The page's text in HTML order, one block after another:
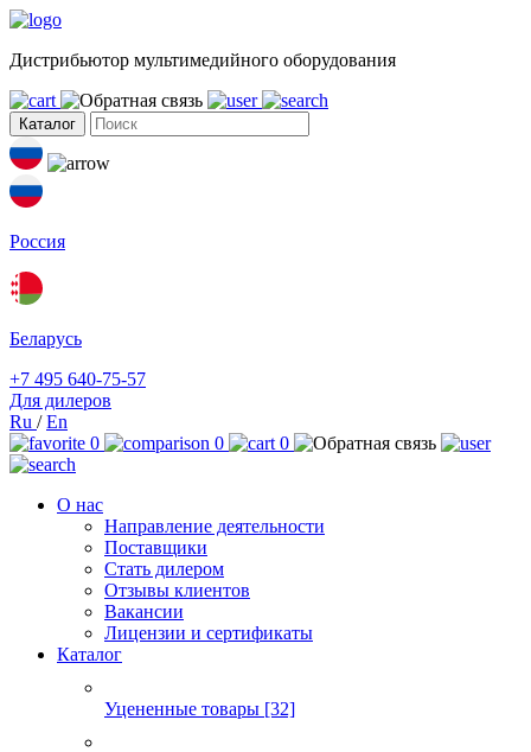
Дистрибьютор мультимедийного оборудования
Каталог
Россия
Беларусь
+7 495 640-75-57
Для дилеров
Ru /En
0
0 0
О нас
Направление деятельности
Поставщики
Стать дилером
Отзывы клиентов
Вакансии
Лицензии и сертификаты
Каталог
Уцененные товары [32]